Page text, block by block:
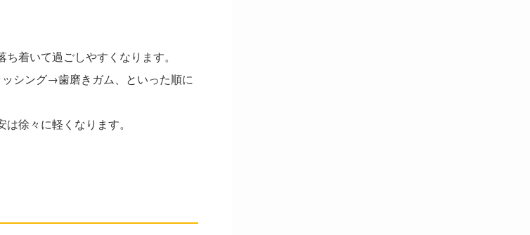
着いて過ごしやすくなります。
シング→歯磨きガム、といった順に
徐々に軽くなります。